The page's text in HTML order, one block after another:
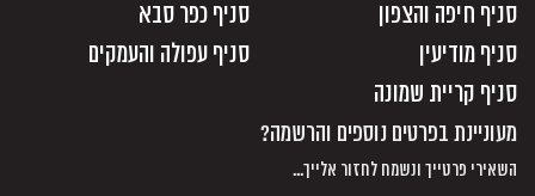
סניף חיפה והצפון
סניף כפר סבא
סניף מודיעין
סניף עפולה והעמקים
סניף קריית שמונה
מעוניינת בפרטים נוספים והרשמה?
השאירי פרטייך ונשמח לחזור אלייך...